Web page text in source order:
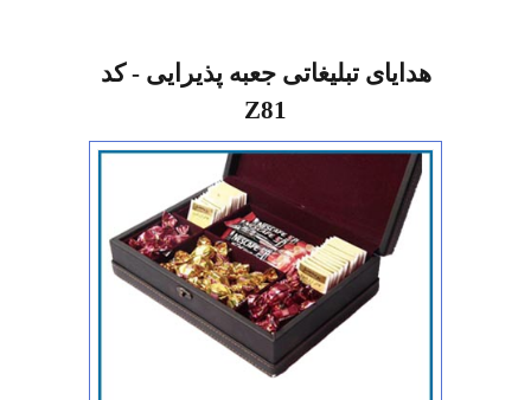
هدایای تبلیغاتی جعبه پذیرایی - کد
Z81